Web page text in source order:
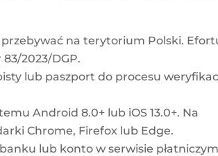
przebywać na terytorium Polski.
2023/DGP.
lub paszport do procesu
Android 8.0+ lub iOS 13.0+. Na
Chrome, Firefox lub Edge.
lub konto w serwisie